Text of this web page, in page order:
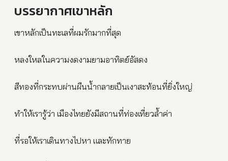
บรรยากาศเขาหลัก
เขาหลักเป็นทะเลที่ผมรักมากที่สุด
หลงใหลในความงดงามยามอาทิตย์อัสดง
สีทองที่กระทบผ่านผืนน้ำกลายเป็นเงาสะท้อนที่ยิ่งใหญ่
ทำให้เรารู้ว่า เมืองไทยยังมีสถานที่ท่องเที่ยวล้ำค่า
ที่รอให้เราเดินทางไปหา และทักทาย